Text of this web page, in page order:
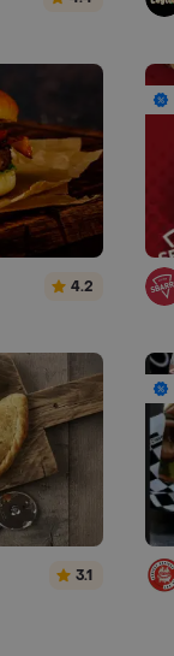
4.2
3.1